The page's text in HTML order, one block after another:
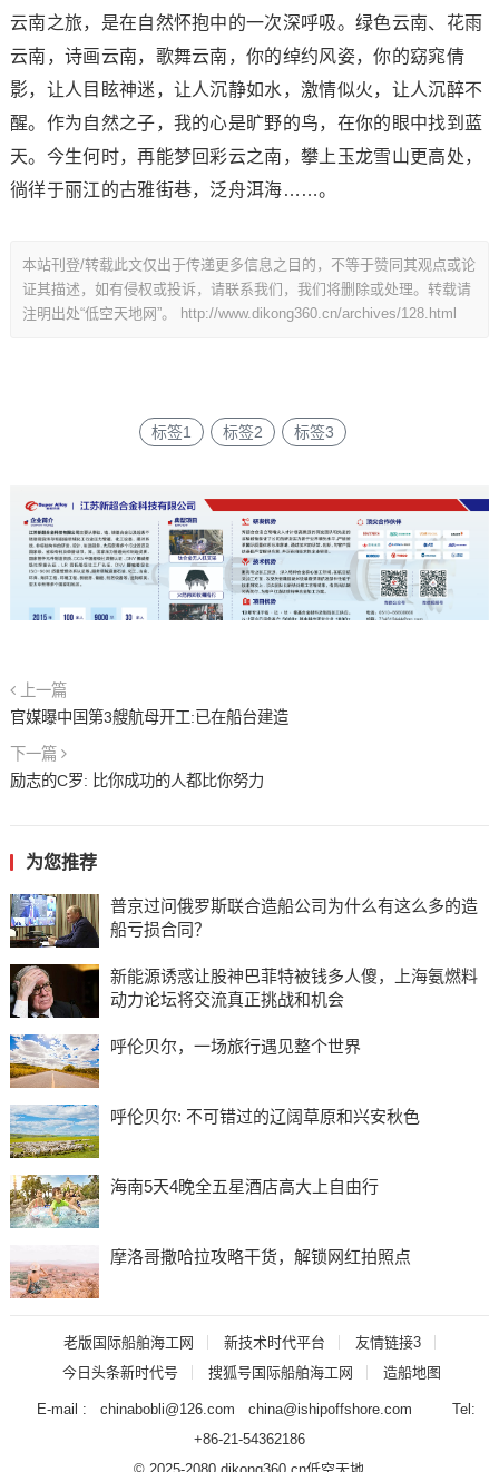
云南之旅，是在自然怀抱中的一次深呼吸。绿色云南、花雨
云南，诗画云南，歌舞云南，你的绰约风姿，你的窈窕倩
影，让人目眩神迷，让人沉静如水，激情似火，让人沉醉不
醒。作为自然之子，我的心是旷野的鸟，在你的眼中找到蓝
天。今生何时，再能梦回彩云之南，攀上玉龙雪山更高处，
徜徉于丽江的古雅街巷，泛舟洱海……。
本站刊登/转载此文仅出于传递更多信息之目的，不等于赞同其观点或论
证其描述，如有侵权或投诉，请联系我们，我们将删除或处理。转载请
注明出处“低空天地网”。
http://www.dikong360.cn/archives/128.html
标签1 标签2 标签3
上一篇
官媒曝中国第3艘航母开工:已在船台建造
下一篇
励志的C罗: 比你成功的人都比你努力
为您推荐
普京过问俄罗斯联合造船公司为什么有这么多的造
船亏损合同？
新能源诱惑让股神巴菲特被钱多人傻，上海氨燃料
动力论坛将交流真正挑战和机会
呼伦贝尔，一场旅行遇见整个世界
呼伦贝尔: 不可错过的辽阔草原和兴安秋色
海南5天4晚全五星酒店高大上自由行
摩洛哥撒哈拉攻略干货，解锁网红拍照点
老版国际船舶海工网 新技术时代平台
友情链接3
今日头条新时代号
搜狐号国际船舶海工网 造船地图
E-mail : chinabobli@126.com china@ishipoffshore.com Tel:
+86-21-54362186